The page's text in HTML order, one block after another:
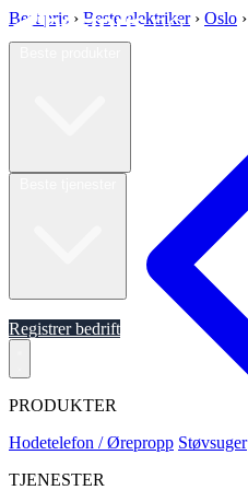
Registrer bedrift
PRODUKTER
Hodetelefon / Ørepropp Støvsuger
TJENESTER
Best pris › Beste elektriker › Oslo ›